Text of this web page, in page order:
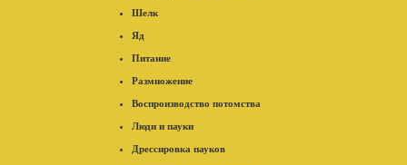
Шелк
Яд
Питание
Размножение
Воспроизводство потомства
Люди и пауки
Дрессировка пауков